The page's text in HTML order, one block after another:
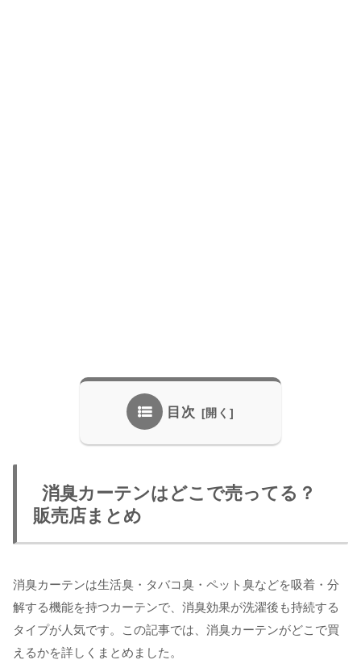
目次
消臭カーテンはどこで売ってる？
販売店まとめ
消臭カーテンは生活臭・タバコ臭・ペット臭などを吸着・分
解する機能を持つカーテンで、消臭効果が洗濯後も持続する
タイプが人気です。この記事では、消臭カーテンがどこで買
えるかを詳しくまとめました。